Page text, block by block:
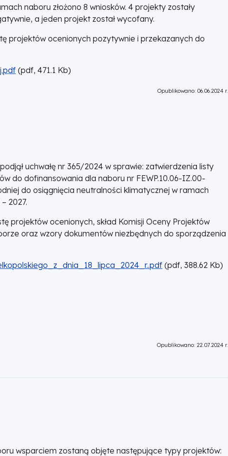
naboru złożono 8 wniosków. 4 projekty zostały
a jeden projekt został wycofany.
projektów ocenionych pozytywnie i przekazanych do
(pdf, 471.1 Kb)
Opublikowano: 06.06.2024 r.
uchwałę nr 365/2024 w sprawie: zatwierdzenia listy
do dofinansowania dla naboru nr FEWP.10.06-IZ.00-
do osiągnięcia neutralności klimatycznej w ramach
2027.
projektów ocenionych, skład Komisji Oceny Projektów
oraz wzory dokumentów niezbędnych do sporządzenia
(pdf, 388.62 Kb)
Opublikowano: 22.07.2024 r.
wsparciem zostaną objęte następujące typy projektów: